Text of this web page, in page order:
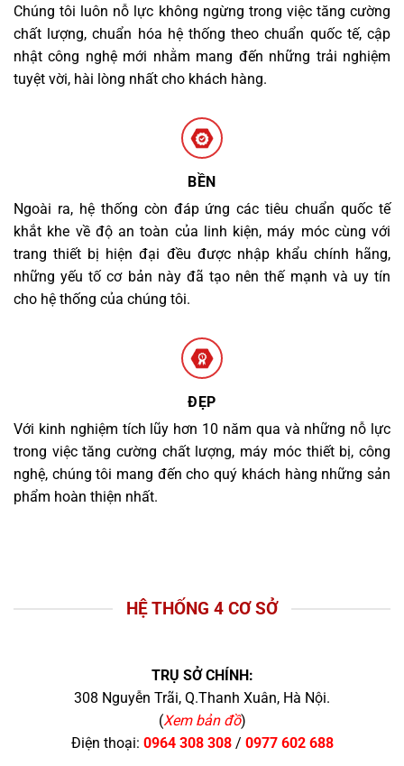
Chúng tôi luôn nỗ lực không ngừng trong việc tăng cường
chất lượng, chuẩn hóa hệ thống theo chuẩn quốc tế, cập
nhật công nghệ mới nhằm mang đến những trải nghiệm
tuyệt vời, hài lòng nhất cho khách hàng.
BỀN
Ngoài ra, hệ thống còn đáp ứng các tiêu chuẩn quốc tế
khắt khe về độ an toàn của linh kiện, máy móc cùng với
trang thiết bị hiện đại đều được nhập khẩu chính hãng,
những yếu tố cơ bản này đã tạo nên thế mạnh và uy tín
cho hệ thống của chúng tôi.
ĐẸP
Với kinh nghiệm tích lũy hơn 10 năm qua và những nỗ lực
trong việc tăng cường chất lượng, máy móc thiết bị, công
nghệ, chúng tôi mang đến cho quý khách hàng những sản
phẩm hoàn thiện nhất.
HỆ THỐNG 4 CƠ SỞ
TRỤ SỞ CHÍNH:
308 Nguyễn Trãi, Q.Thanh Xuân, Hà Nội.
(Xem bản đồ)
Điện thoại: 0964 308 308/ 0977 602 688